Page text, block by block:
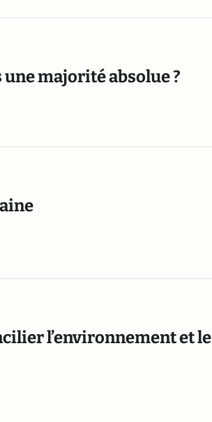
majorité absolue ?
l’environnement et le